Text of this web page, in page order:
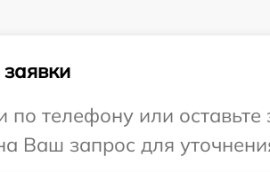
телефону или
Ваш запрос для